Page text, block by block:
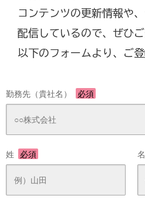
コンテンツの更新情報や
配信しているので、ぜひご
以下のフォームより、ご登
勤務先（貴社名） 必須
姓 必須 名